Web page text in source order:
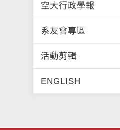
空大行政學報
系友會專區
活動剪輯
ENGLISH